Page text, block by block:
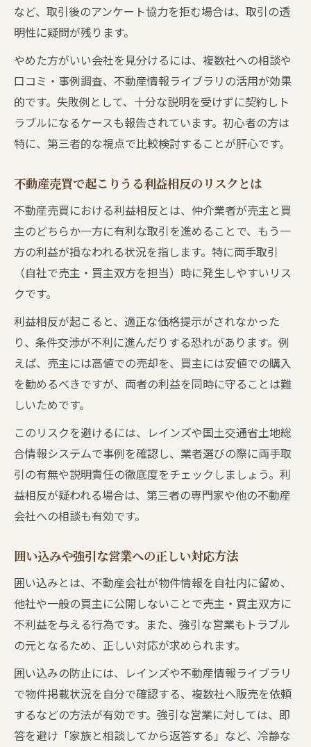
など、取引後のアンケート協力を拒む場合は、取引の透
明性に疑問が残ります。
やめた方がいい会社を見分けるには、複数社への相談や
口コミ・事例調査、不動産情報ライブラリの活用が効果
的です。失敗例として、十分な説明を受けずに契約しト
ラブルになるケースも報告されています。初心者の方は
特に、第三者的な視点で比較検討することが肝心です。
不動産売買で起こりうる利益相反のリスクとは
不動産売買における利益相反とは、仲介業者が売主と買
主のどちらか一方に有利な取引を進めることで、もう一
方の利益が損なわれる状況を指します。特に両手取引
（自社で売主・買主双方を担当）時に発生しやすいリス
クです。
利益相反が起こると、適正な価格提示がされなかった
り、条件交渉が不利に進んだりする恐れがあります。例
えば、売主には高値での売却を、買主には安値での購入
を勧めるべきですが、両者の利益を同時に守ることは難
しいためです。
このリスクを避けるには、レインズや国土交通省土地総
合情報システムで事例を確認し、業者選びの際に両手取
引の有無や説明責任の徹底度をチェックしましょう。利
益相反が疑われる場合は、第三者の専門家や他の不動産
会社への相談も有効です。
囲い込みや強引な営業への正しい対応方法
囲い込みとは、不動産会社が物件情報を自社内に留め、
他社や一般の買主に公開しないことで売主・買主双方に
不利益を与える行為です。また、強引な営業もトラブル
の元となるため、正しい対応が求められます。
囲い込みの防止には、レインズや不動産情報ライブラリ
で物件掲載状況を自分で確認する、複数社へ販売を依頼
するなどの方法が有効です。強引な営業に対しては、即
答を避け「家族と相談してから返答する」など、冷静な